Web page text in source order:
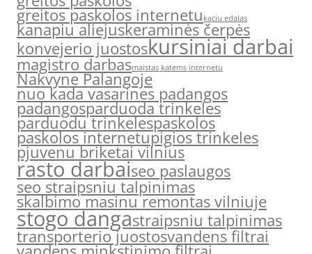
greitos paskolos internetu kaciu edalas
kanapiu aliejuskeraminės čerpės
konvejerio juostoskursiniai darbai
magistro darbasmaistas katems internetu
Nakvyne Palangoje
nuo kada vasarines padangos
padangosparduoda trinkeles
parduodu trinkelespaskolos
paskolos internetupigios trinkeles
pjuvenu briketai vilnius
rasto darbaiseo paslaugos
seo straipsniu talpinimas
skalbimo masinu remontas vilniuje
stogo dangastraipsniu talpinimas
transporterio juostosvandens filtrai